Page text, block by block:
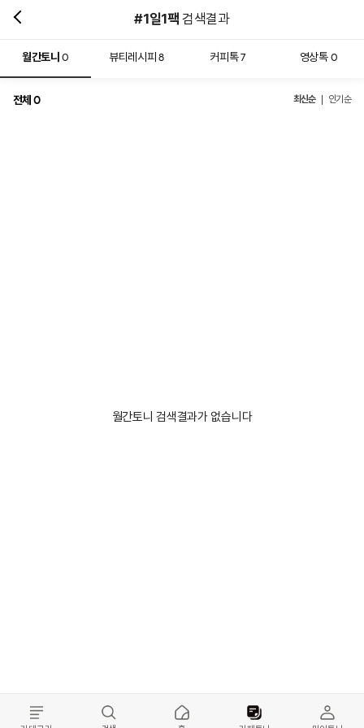
#1일1팩 검색결과
월간토니0 뷰티레시피8 커피톡7 영상톡 0
전체 0 최신순 인기순
월간토니 검색결과가 없습니다